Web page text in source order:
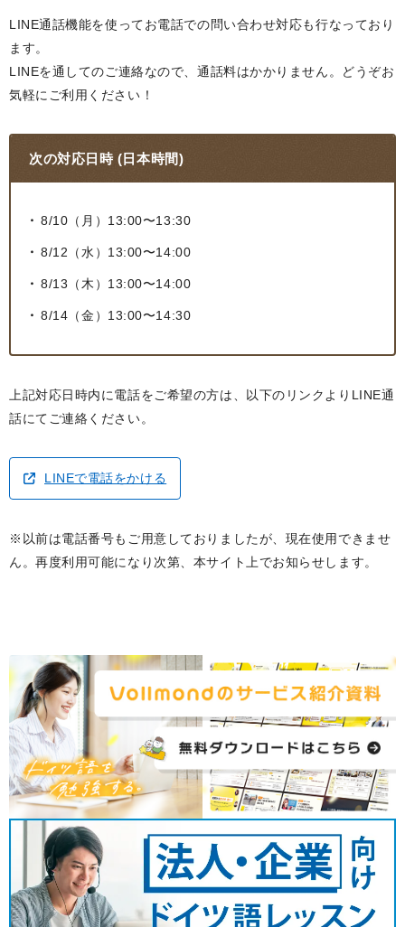
LINE通話機能を使ってお電話での問い合わせ対応も行なっており
ます。
LINEを通してのご連絡なので、通話料はかかりません。どうぞお
気軽にご利用ください！
次の対応日時 (日本時間)
8/10（月）13:00〜13:30
8/12（水）13:00〜14:00
8/13（木）13:00〜14:00
8/14（金）13:00〜14:30
上記対応日時内に電話をご希望の方は、以下のリンクよりLINE通
話にてご連絡ください。
LINEで電話をかける
※以前は電話番号もご用意しておりましたが、現在使用できませ
ん。再度利用可能になり次第、本サイト上でお知らせします。